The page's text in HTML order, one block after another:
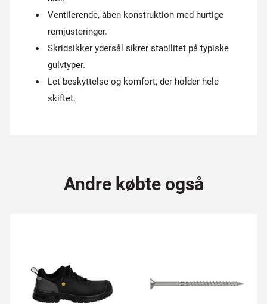
Ventilerende, åben konstruktion med hurtige
remjusteringer.
Skridsikker ydersål sikrer stabilitet på typiske
gulvtyper.
Let beskyttelse og komfort, der holder hele
skiftet.
Andre købte også